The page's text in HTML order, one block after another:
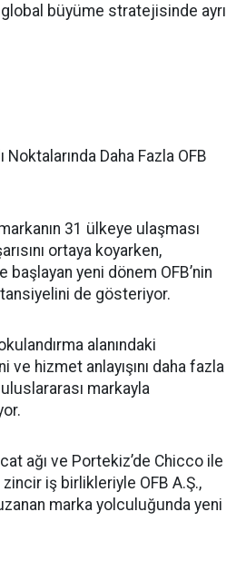
büyüme stratejisinde ayrı
Noktalarında Daha Fazla OFB
31 ülkeye ulaşması
ortaya koyarken,
başlayan yeni dönem OFB’nin
de gösteriyor.
alanındaki
hizmet anlayışını daha fazla
markayla
ağı ve Portekiz’de Chicco ile
iş birlikleriyle OFB A.Ş.,
marka yolculuğunda yeni